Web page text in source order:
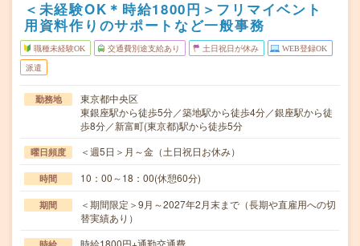
＜未経験OK＊時給1800円＞フリマイベント
用資料作りのサポートなど一般事務
職種未経験OK 交通費別途支給あり 土日祝日が休み WEB登録OK
派遣
勤務地
東京都中央区
東銀座駅から徒歩5分／築地駅から徒歩4分／銀座駅から徒
歩8分／新富町(東京都)駅から徒歩5分
曜日頻度 ＜週5日＞月～金（土日祝日お休み）
時間 10：00～18：00(休憩60分)
期間
＜期間限定＞9月～2027年2月末まで（長期や直雇用への切
替実績あり）
時給1800円+通勤交通費